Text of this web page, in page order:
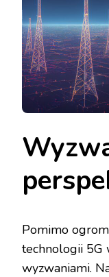
Pomimo
technologii 5G
wyzwaniami.